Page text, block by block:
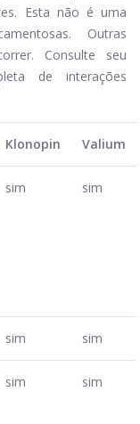
Esta não é uma
Outras
Consulte seu
de interações
Klonopin Valium
sim sim
sim sim
sim sim